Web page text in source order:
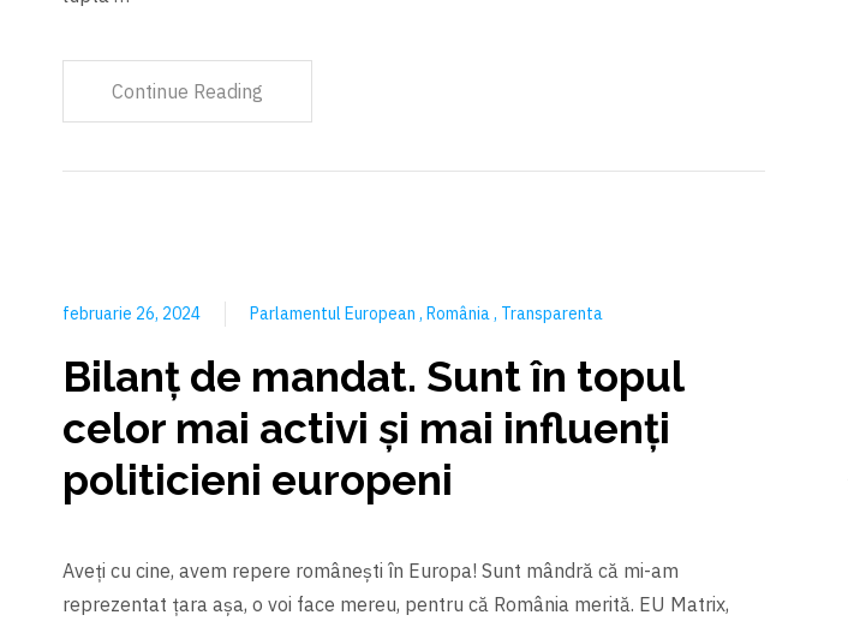
Continue Reading
februarie 26, 2024 Parlamentul European România Transparenta
Bilanț de mandat. Sunt în topul
celor mai activi și mai influenți
politicieni europeni
Aveți cu cine, avem repere româneşti în Europa! Sunt mândră că mi-am
reprezentat țara aşa, o voi face mereu, pentru că România merită. EU Matrix,